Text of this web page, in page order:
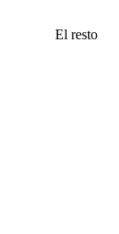
El resto